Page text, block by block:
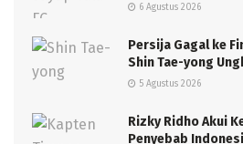
6 Agustus 2026
Persija Gagal ke
Shin Tae-yong
5 Agustus 2026
Rizky Ridho Akui
Penyebab